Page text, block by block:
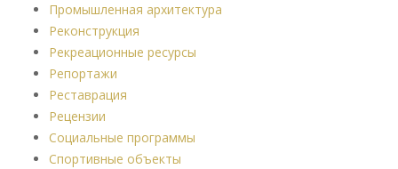
Промышленная архитектура
Реконструкция
Рекреационные ресурсы
Репортажи
Реставрация
Рецензии
Социальные программы
Спортивные объекты